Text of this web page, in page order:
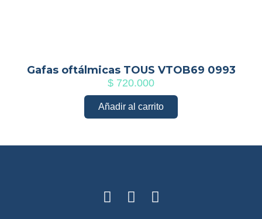
Gafas oftálmicas TOUS VTOB69 0993
$ 720.000
Añadir al carrito